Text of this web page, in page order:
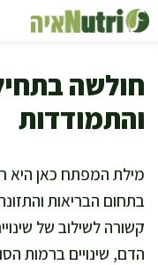
לדלג
לתוכן
חולשה
והתמודדות
מילת המפתח כאן היא
בתחום הבריאות
קשורה לשילוב של
הדם, שינויים ברמות